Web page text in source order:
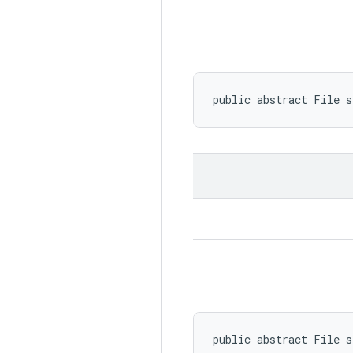
public abstract File
public abstract File